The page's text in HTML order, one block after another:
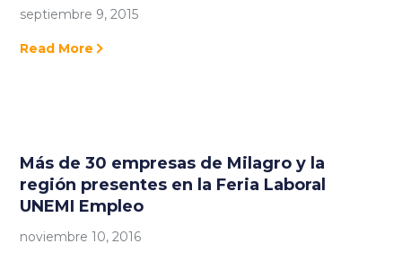
septiembre 9, 2015
Read More
Más de 30 empresas de Milagro y la
región presentes en la Feria Laboral
UNEMI Empleo
noviembre 10, 2016